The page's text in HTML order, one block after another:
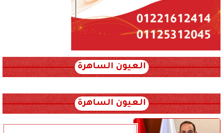
العيون الساهرة
العيون الساهرة